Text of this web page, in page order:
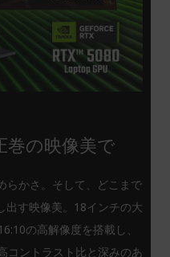
巻の映像美で
らかさ。そして、どこまで
出す映像美。18インチの大
の高解像度を搭載し、
コントラスト比と深みのあ